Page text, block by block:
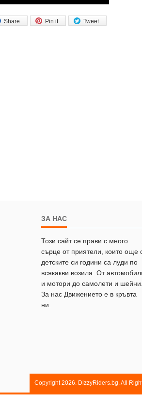
Tweet
Pin it
Share
ЗА НАС
Този сайт се прави с много
сърце от приятели, които още
детските си години са луди по
всякакви возила. От
и мотори до самолети и шейни.
За нас Движението е в кръвта
ни.
Copyright 2026. DizzyRiders.bg. All